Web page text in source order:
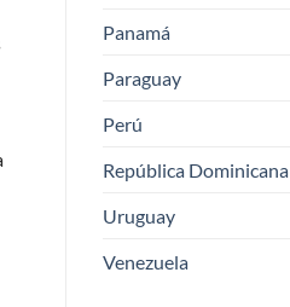
Panamá
Paraguay
Perú
República Dominicana
Uruguay
Venezuela